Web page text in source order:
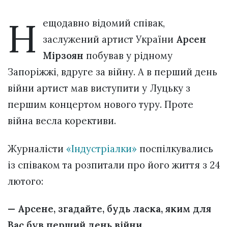
Н
ещодавно відомий співак,
заслужений артист України Арсен
Мірзоян побував у рідному
Запоріжжі, вдруге за війну. А в перший день
війни артист мав виступити у Луцьку з
першим концертом нового туру. Проте
війна весла корективи.
Журналісти «Індустріалки» поспілкувались
із співаком та розпитали про його життя з 24
лютого:
— Арсене, згадайте, будь ласка, яким для